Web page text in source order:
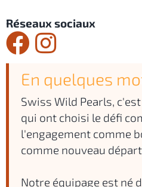
Réseaux sociaux
En quelques
Swiss Wild Pearls,
qui ont choisi le défi
l'engagement comme
comme nouveau départ.
Notre équipage est né